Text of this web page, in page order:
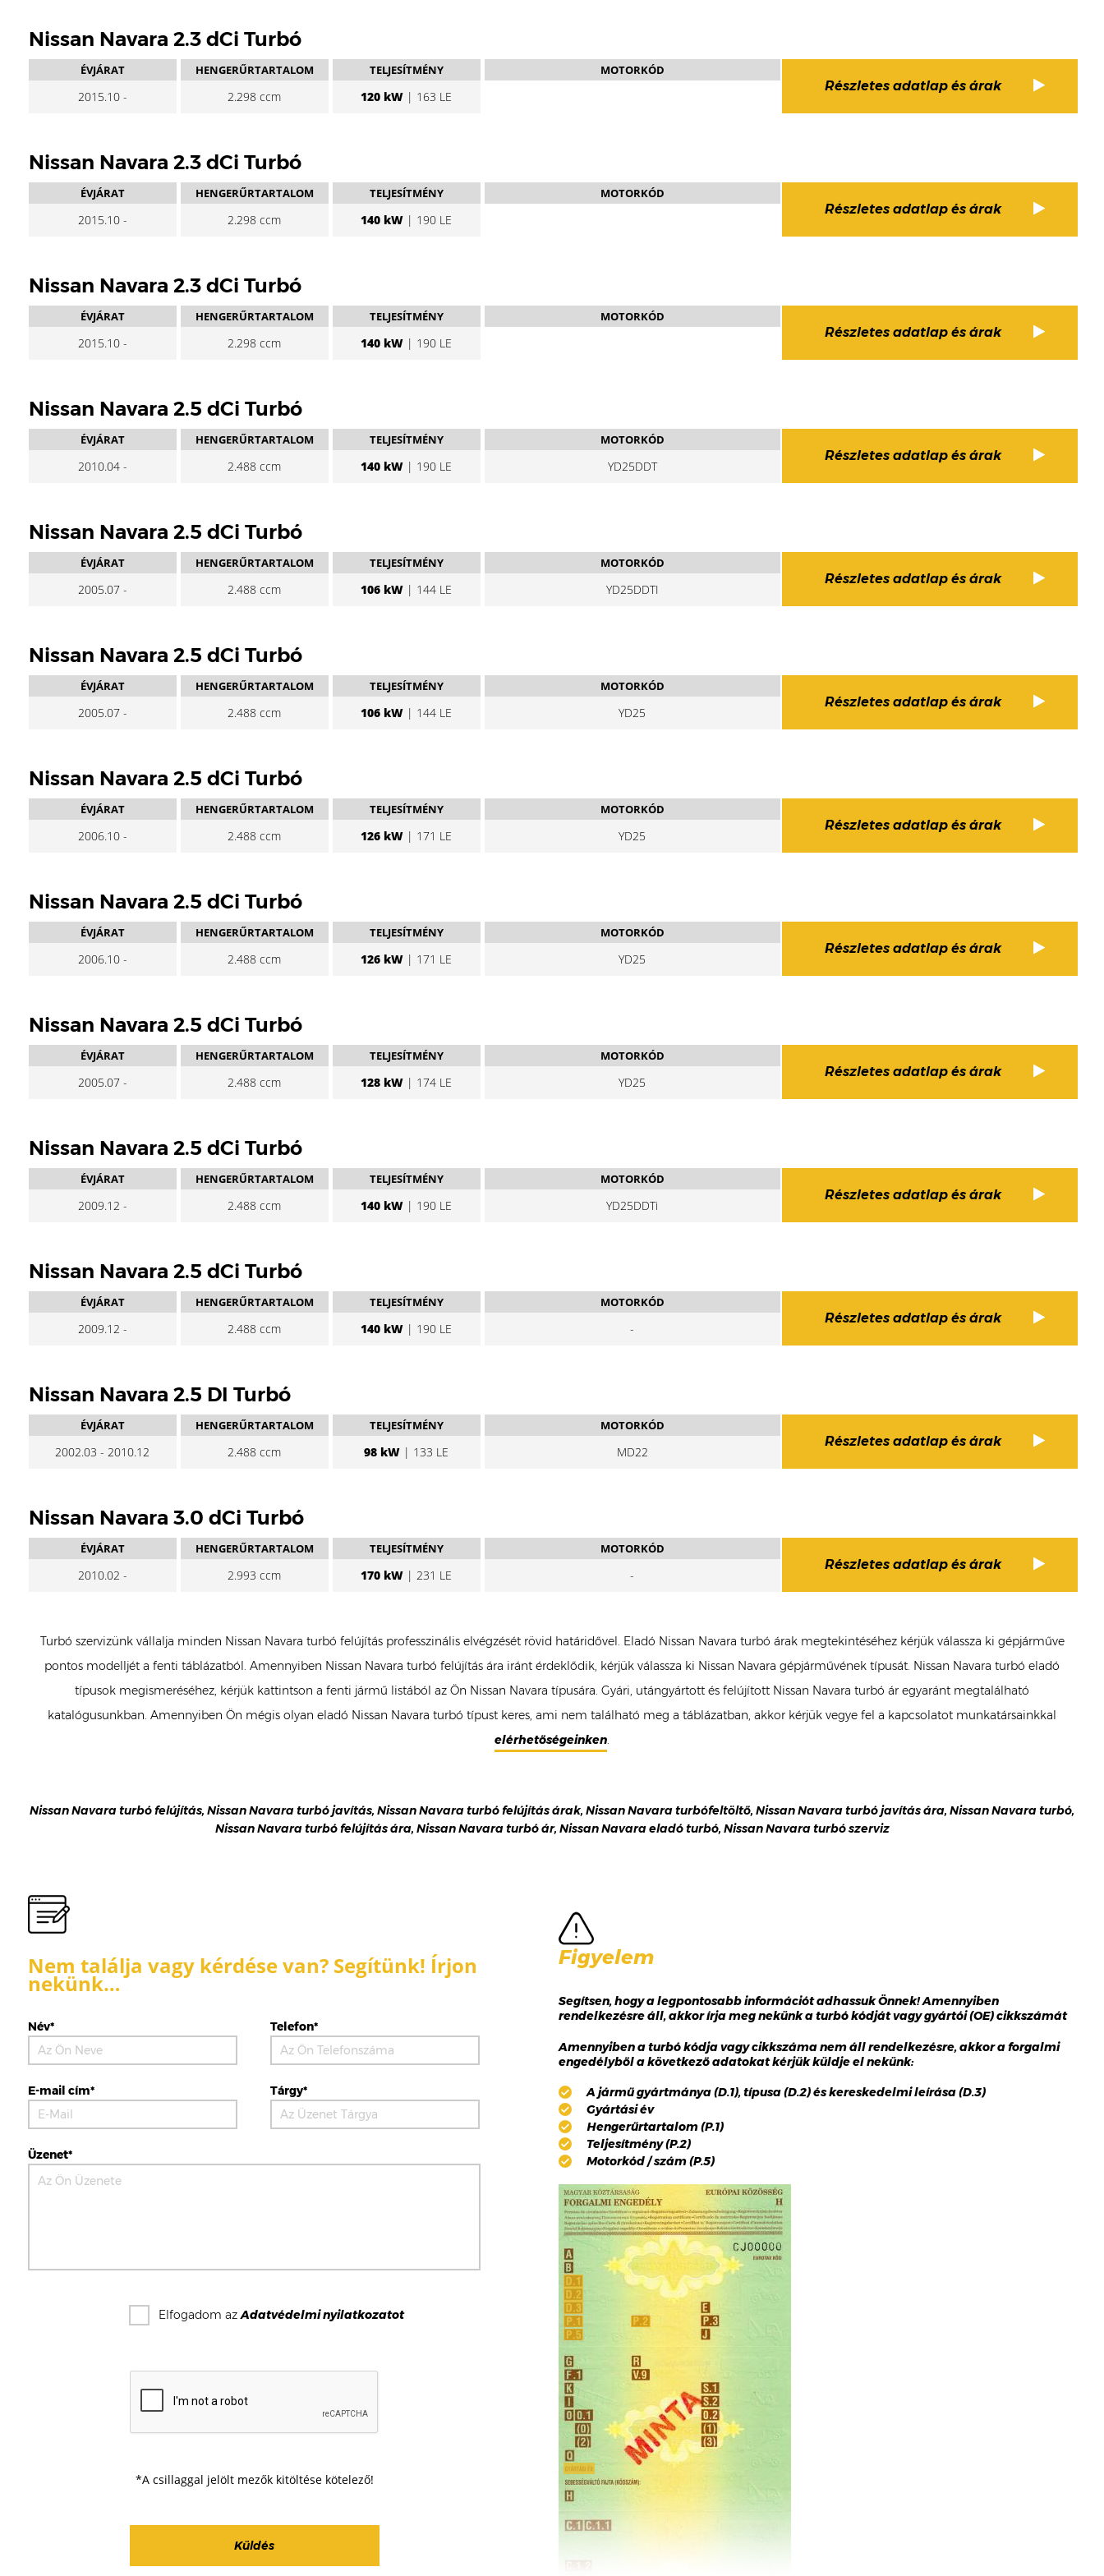
Nissan Navara 2.3 dCi Turbó
ÉVJÁRAT
2015.10 -
HENGERŰRTARTALOM
2.298 ccm
TELJESÍTMÉNY
120 kW | 163 LE
MOTORKÓD
Részletes adatlap és árak
Nissan Navara 2.3 dCi Turbó
ÉVJÁRAT
2015.10 -
HENGERŰRTARTALOM
2.298 ccm
TELJESÍTMÉNY
140 kW | 190 LE
MOTORKÓD
Részletes adatlap és árak
Nissan Navara 2.3 dCi Turbó
ÉVJÁRAT
2015.10 -
HENGERŰRTARTALOM
2.298 ccm
TELJESÍTMÉNY
140 kW | 190 LE
MOTORKÓD
Részletes adatlap és árak
Nissan Navara 2.5 dCi Turbó
ÉVJÁRAT
2010.04 -
HENGERŰRTARTALOM
2.488 ccm
TELJESÍTMÉNY
140 kW | 190 LE
MOTORKÓD
YD25DDT
Részletes adatlap és árak
Nissan Navara 2.5 dCi Turbó
ÉVJÁRAT
2005.07 -
HENGERŰRTARTALOM
2.488 ccm
TELJESÍTMÉNY
106 kW | 144 LE
MOTORKÓD
YD25DDTI
Részletes adatlap és árak
Nissan Navara 2.5 dCi Turbó
ÉVJÁRAT
2005.07 -
HENGERŰRTARTALOM
2.488 ccm
TELJESÍTMÉNY
106 kW | 144 LE
MOTORKÓD
YD25
Részletes adatlap és árak
Nissan Navara 2.5 dCi Turbó
ÉVJÁRAT
2006.10 -
HENGERŰRTARTALOM
2.488 ccm
TELJESÍTMÉNY
126 kW | 171 LE
MOTORKÓD
YD25
Részletes adatlap és árak
Nissan Navara 2.5 dCi Turbó
ÉVJÁRAT
2006.10 -
HENGERŰRTARTALOM
2.488 ccm
TELJESÍTMÉNY
126 kW | 171 LE
MOTORKÓD
YD25
Részletes adatlap és árak
Nissan Navara 2.5 dCi Turbó
ÉVJÁRAT
2005.07 -
HENGERŰRTARTALOM
2.488 ccm
TELJESÍTMÉNY
128 kW | 174 LE
MOTORKÓD
YD25
Részletes adatlap és árak
Nissan Navara 2.5 dCi Turbó
ÉVJÁRAT
2009.12 -
HENGERŰRTARTALOM
2.488 ccm
TELJESÍTMÉNY
140 kW | 190 LE
MOTORKÓD
YD25DDTi
Részletes adatlap és árak
Nissan Navara 2.5 dCi Turbó
ÉVJÁRAT
2009.12 -
HENGERŰRTARTALOM
2.488 ccm
TELJESÍTMÉNY
140 kW | 190 LE
MOTORKÓD
-
Részletes adatlap és árak
Nissan Navara 2.5 DI Turbó
ÉVJÁRAT
2002.03 - 2010.12
HENGERŰRTARTALOM
2.488 ccm
TELJESÍTMÉNY
98 kW | 133 LE
MOTORKÓD
MD22
Részletes adatlap és árak
Nissan Navara 3.0 dCi Turbó
ÉVJÁRAT
2010.02 -
HENGERŰRTARTALOM
2.993 ccm
TELJESÍTMÉNY
170 kW | 231 LE
MOTORKÓD
-
Részletes adatlap és árak
Turbó szervizünk vállalja minden Nissan Navara turbó felújítás professzinális elvégzését rövid határidővel. Eladó Nissan Navara turbó árak megtekintéséhez kérjük válassza ki gépjárműve
pontos modelljét a fenti táblázatból. Amennyiben Nissan Navara turbó felújítás ára iránt érdeklődik, kérjük válassza ki Nissan Navara gépjárművének típusát. Nissan Navara turbó eladó
típusok megismeréséhez, kérjük kattintson a fenti jármű listából az Ön Nissan Navara típusára. Gyári, utángyártott és felújított Nissan Navara turbó ár egyaránt megtalálható
katalógusunkban. Amennyiben Ön mégis olyan eladó Nissan Navara turbó típust keres, ami nem található meg a táblázatban, akkor kérjük vegye fel a kapcsolatot munkatársainkkal
elérhetőségeinken.
Nissan Navara turbó felújítás, Nissan Navara turbó javítás, Nissan Navara turbó felújítás árak, Nissan Navara turbófeltöltő, Nissan Navara turbó javítás ára, Nissan Navara turbó,
Nissan Navara turbó felújítás ára, Nissan Navara turbó ár, Nissan Navara eladó turbó, Nissan Navara turbó szerviz
Nem találja vagy kérdése van? Segítünk! Írjon
nekünk…
Név* Telefon*
E-mail cím* Tárgy*
Üzenet*
Elfogadom azAdatvédelmi nyilatkozatot
*A csillaggal jelölt mezők kitöltése kötelező!
Figyelem
Segítsen, hogy a legpontosabb információt adhassuk Önnek! Amennyiben
rendelkezésre áll, akkor írja meg nekünk a turbó kódját vagy gyártói (OE) cikkszámát
Amennyiben a turbó kódja vagy cikkszáma nem áll rendelkezésre, akkor a forgalmi
engedélyből a következő adatokat kérjük küldje el nekünk:
A jármű gyártmánya (D.1), típusa (D.2) és kereskedelmi leírása (D.3)
Gyártási év
Hengerűrtartalom (P.1)
Teljesítmény (P.2)
Motorkód / szám (P.5)